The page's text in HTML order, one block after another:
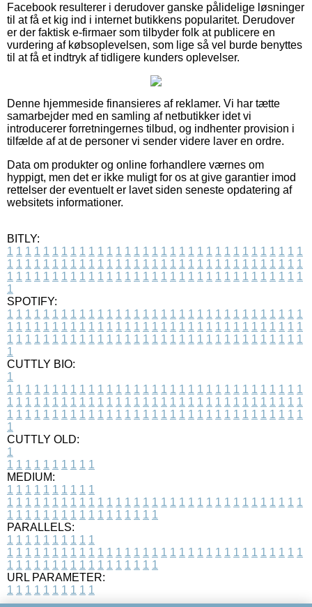
Facebook resulterer i derudover ganske pålidelige løsninger
til at få et kig ind i internet butikkens popularitet. Derudover
er der faktisk e-firmaer som tilbyder folk at publicere en
vurdering af købsoplevelsen, som lige så vel burde benyttes
til at få et indtryk af tidligere kunders oplevelser.
Denne hjemmeside finansieres af reklamer. Vi har tætte
samarbejder med en samling af netbutikker idet vi
introducerer forretningernes tilbud, og indhenter provision i
tilfælde af at de personer vi sender videre laver en ordre.
Data om produkter og online forhandlere værnes om
hyppigt, men det er ikke muligt for os at give garantier imod
rettelser der eventuelt er lavet siden seneste opdatering af
websitets informationer.
BITLY:
1 1 1 1 1 1 1 1 1 1 1 1 1 1 1 1 1 1 1 1 1 1 1 1 1 1 1 1 1 1 1 1 1
1 1 1 1 1 1 1 1 1 1 1 1 1 1 1 1 1 1 1 1 1 1 1 1 1 1 1 1 1 1 1 1 1
1 1 1 1 1 1 1 1 1 1 1 1 1 1 1 1 1 1 1 1 1 1 1 1 1 1 1 1 1 1 1 1 1
1
SPOTIFY:
1 1 1 1 1 1 1 1 1 1 1 1 1 1 1 1 1 1 1 1 1 1 1 1 1 1 1 1 1 1 1 1 1
1 1 1 1 1 1 1 1 1 1 1 1 1 1 1 1 1 1 1 1 1 1 1 1 1 1 1 1 1 1 1 1 1
1 1 1 1 1 1 1 1 1 1 1 1 1 1 1 1 1 1 1 1 1 1 1 1 1 1 1 1 1 1 1 1 1
1
CUTTLY BIO:
1
1 1 1 1 1 1 1 1 1 1 1 1 1 1 1 1 1 1 1 1 1 1 1 1 1 1 1 1 1 1 1 1 1
1 1 1 1 1 1 1 1 1 1 1 1 1 1 1 1 1 1 1 1 1 1 1 1 1 1 1 1 1 1 1 1 1
1 1 1 1 1 1 1 1 1 1 1 1 1 1 1 1 1 1 1 1 1 1 1 1 1 1 1 1 1 1 1 1 1
1
CUTTLY OLD:
1
1 1 1 1 1 1 1 1 1 1
MEDIUM:
1 1 1 1 1 1 1 1 1 1
1 1 1 1 1 1 1 1 1 1 1 1 1 1 1 1 1 1 1 1 1 1 1 1 1 1 1 1 1 1 1 1 1
1 1 1 1 1 1 1 1 1 1 1 1 1 1 1 1 1
PARALLELS:
1 1 1 1 1 1 1 1 1 1
1 1 1 1 1 1 1 1 1 1 1 1 1 1 1 1 1 1 1 1 1 1 1 1 1 1 1 1 1 1 1 1 1
1 1 1 1 1 1 1 1 1 1 1 1 1 1 1 1 1
URL PARAMETER:
1 1 1 1 1 1 1 1 1 1